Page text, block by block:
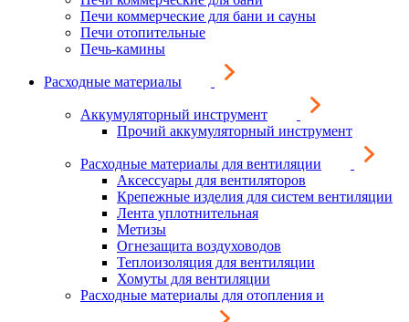
Печи коммерческие для бани и сауны
Печи отопительные
Печь-камины
Расходные материалы
Аккумуляторный инструмент
Прочий аккумуляторный инструмент
Расходные материалы для вентиляции
Аксессуары для вентиляторов
Крепежные изделия для систем вентиляции
Лента уплотнительная
Метизы
Огнезащита воздуховодов
Теплоизоляция для вентиляции
Хомуты для вентиляции
Расходные материалы для отопления и